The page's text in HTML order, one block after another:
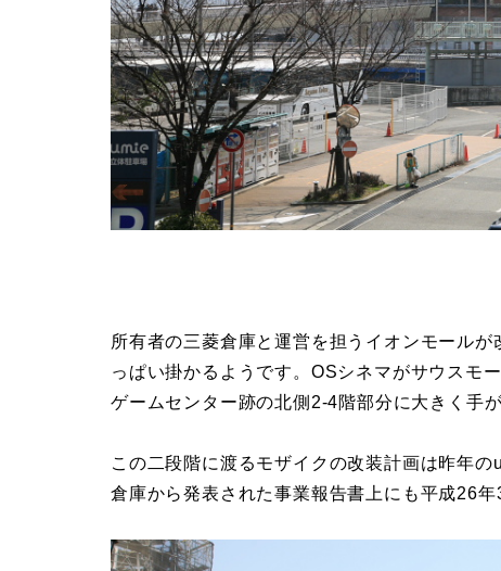
所有者の三菱倉庫と運営を担うイオンモール
っぱい掛かるようです。OSシネマがサウスモ
ゲームセンター跡の北側2-4階部分に大きく手
この二段階に渡るモザイクの改装計画は昨年
倉庫から発表された事業報告書上にも平成26